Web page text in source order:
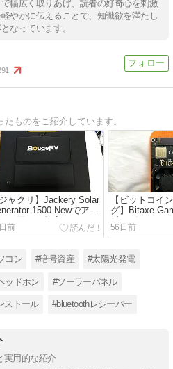
幅広く取りあげ、読者の好奇心を刺激
やかに伝えることで、知識欲を満たし
なっています。
ものをご紹介しています。
ジャクリ】Jackery Solar
1500 Newでアマ
ンで買った格安ソーラー
ルが使えたよ
前
【ビットコイ
グ】Bitaxe
封レビュー
56日前
コン #暗号資産 #太陽光発電
ッドホン #ソーラーパネル
ストール #bluetoothレシーバー
実用的な紹介